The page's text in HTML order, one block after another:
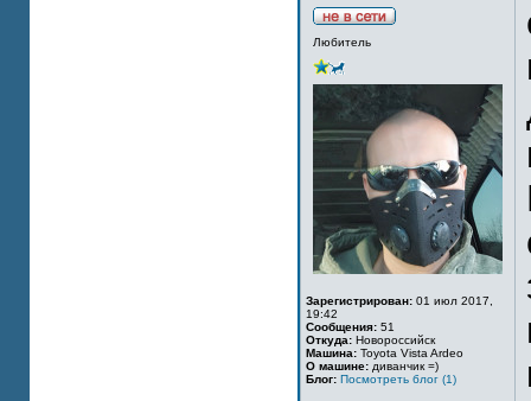
Любитель
Зарегистрирован: 01 июл 2017,
19:42
Сообщения: 51
Откуда: Новороссийск
Машина: Toyota Vista Ardeo
О машине: диванчик =)
Блог: Посмотреть блог (1)